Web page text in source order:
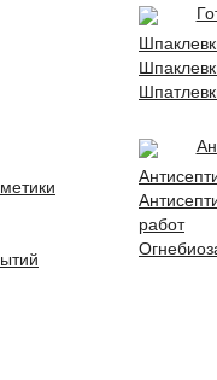
работ